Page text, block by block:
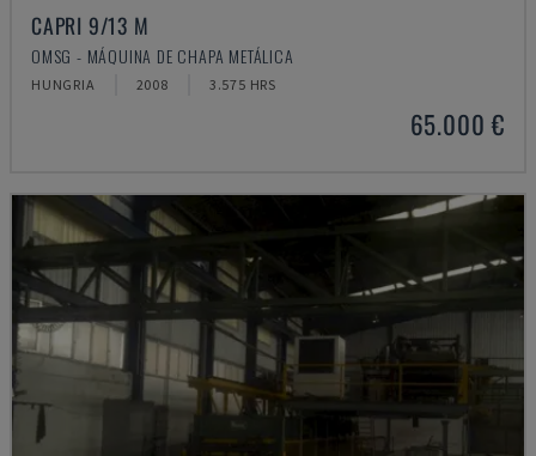
CAPRI 9/13 M
OMSG - MÁQUINA DE CHAPA METÁLICA
HUNGRIA 2008 3.575 HRS
65.000 €